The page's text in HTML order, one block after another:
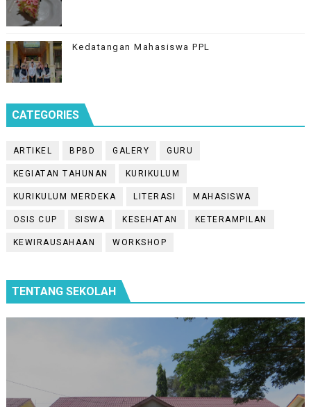
Kedatangan Mahasiswa PPL
CATEGORIES
ARTIKEL BPBD GALERY GURU
KEGIATAN TAHUNAN KURIKULUM
KURIKULUM MERDEKA LITERASI MAHASISWA
OSIS CUP SISWA KESEHATAN KETERAMPILAN
KEWIRAUSAHAAN WORKSHOP
TENTANG SEKOLAH